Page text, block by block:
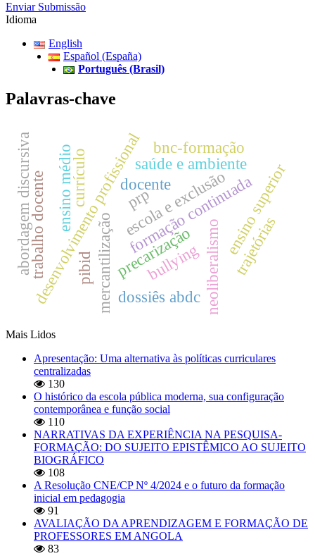
Enviar Submissão
Idioma
English
Español (España)
Português (Brasil)
Palavras-chave
formação continuada
desenvolvimento profissionaldocente
currículo ensino superior
mercantilização neoliberalismo
precarização
trabalho docente
saúde e ambiente
escola e exclusão
bullying
ensino médio prp
trajetórias
bnc-formação
abordagem discursiva
dossiês abdc
pibid
Mais Lidos
Apresentação: Uma alternativa às políticas curriculares
centralizadas
130
O histórico da escola pública moderna, sua configuração
contemporânea e função social
110
NARRATIVAS DA EXPERIÊNCIA NA PESQUISA-
FORMAÇÃO: DO SUJEITO EPISTÊMICO AO SUJEITO
BIOGRÁFICO
108
A Resolução CNE/CP Nº 4/2024 e o futuro da formação
inicial em pedagogia
91
AVALIAÇÃO DA APRENDIZAGEM E FORMAÇÃO DE
PROFESSORES EM ANGOLA
83